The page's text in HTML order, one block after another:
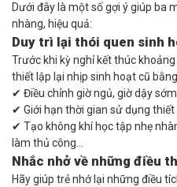
Dưới đây là một số gợi ý giúp ba
nhàng, hiệu quả:
Duy trì lại thói quen sinh
Trước khi kỳ nghỉ kết thúc
thiết lập lại nhịp sinh hoạt cũ
✔ Điều chỉnh giờ ngủ, giờ dậy
✔ Giới hạn thời gian sử dụng thiết
✔ Tạo không khí học tập nhẹ
làm thủ công…
Nhắc nhở về những điều
Hãy giúp trẻ nhớ lại những điều